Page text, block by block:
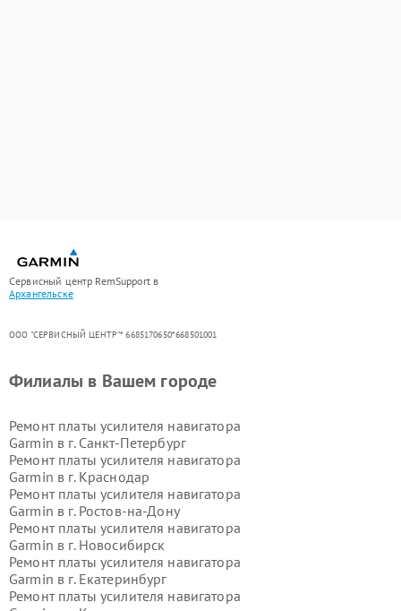
Сервисный центр RemSupport в
Архангельске
ООО "СЕРВИСНЫЙ ЦЕНТР"* 6685170650*668501001
Филиалы в Вашем городе
Ремонт платы усилителя навигатора
Garmin в г. Санкт-Петербург
Ремонт платы усилителя навигатора
Garmin в г. Краснодар
Ремонт платы усилителя навигатора
Garmin в г. Ростов-на-Дону
Ремонт платы усилителя навигатора
Garmin в г. Новосибирск
Ремонт платы усилителя навигатора
Garmin в г. Екатеринбург
Ремонт платы усилителя навигатора